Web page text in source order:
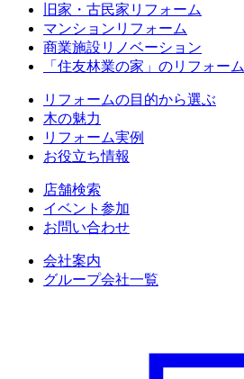
旧家・古民家リフォーム
マンションリフォーム
商業施設リノベーション
「住友林業の家」のリフォーム
リフォームの目的から選ぶ
木の魅力
リフォーム実例
お役立ち情報
店舗検索
イベント参加
お問い合わせ
会社案内
グループ会社一覧